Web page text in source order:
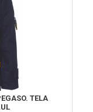
TELA